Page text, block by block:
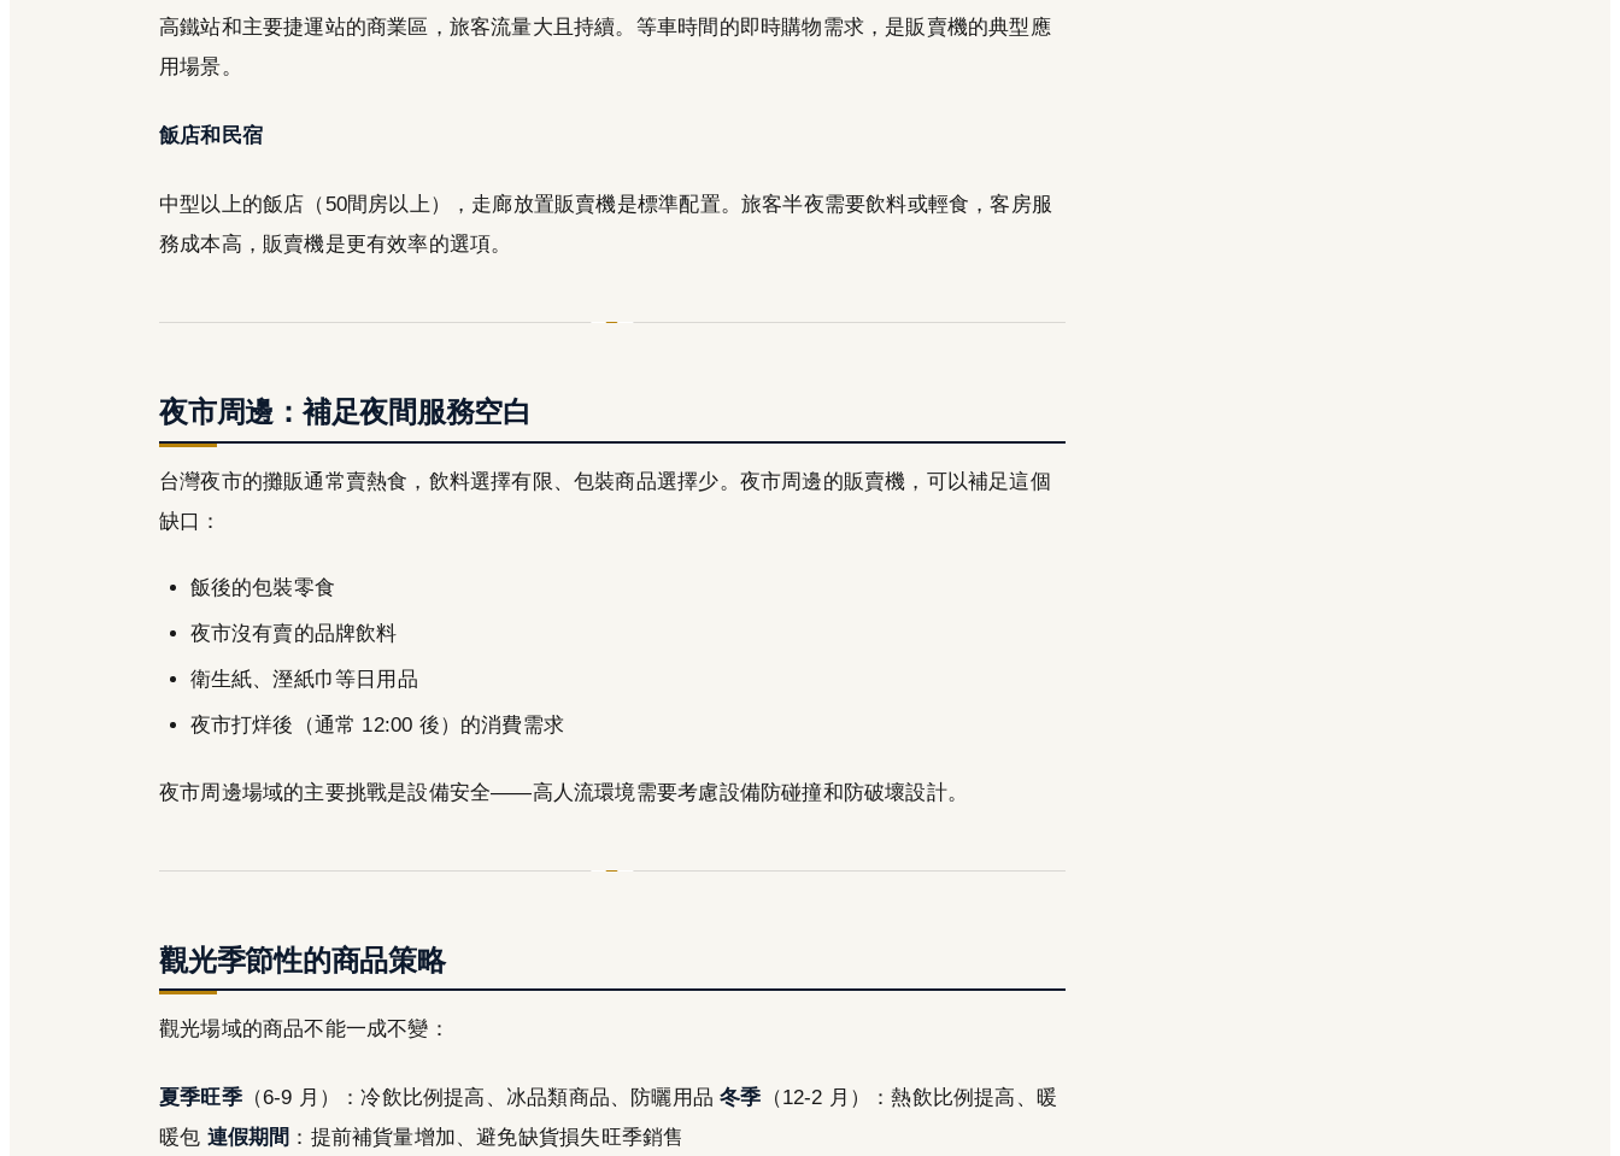
高鐵站和主要捷運站的商業區，旅客流量大且持續。等車時間的即時購物需求，是販賣機的典型應
用場景。
飯店和民宿
中型以上的飯店（50間房以上），走廊放置販賣機是標準配置。旅客半夜需要飲料或輕食，客房服
務成本高，販賣機是更有效率的選項。
夜市周邊：補足夜間服務空白
台灣夜市的攤販通常賣熱食，飲料選擇有限、包裝商品選擇少。夜市周邊的販賣機，可以補足這個
缺口：
飯後的包裝零食
夜市沒有賣的品牌飲料
衛生紙、溼紙巾等日用品
夜市打烊後（通常 12:00 後）的消費需求
夜市周邊場域的主要挑戰是設備安全——高人流環境需要考慮設備防碰撞和防破壞設計。
觀光季節性的商品策略
觀光場域的商品不能一成不變：
夏季旺季（6-9 月）：冷飲比例提高、冰品類商品、防曬用品冬季 （12-2 月）：熱飲比例提高、暖
暖包 連假期間 ：提前補貨量增加、避免缺貨損失旺季銷售